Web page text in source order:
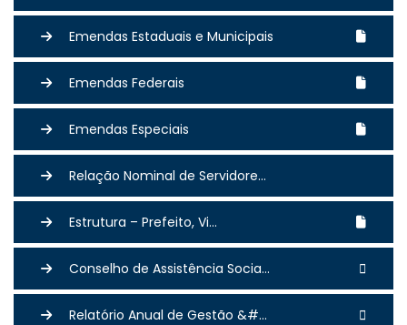
Emendas Estaduais e Municipais
Emendas Federais
Emendas Especiais
Relação Nominal de Servidore...
Estrutura – Prefeito, Vi...
Conselho de Assistência Socia...
Relatório Anual de Gestão &#...